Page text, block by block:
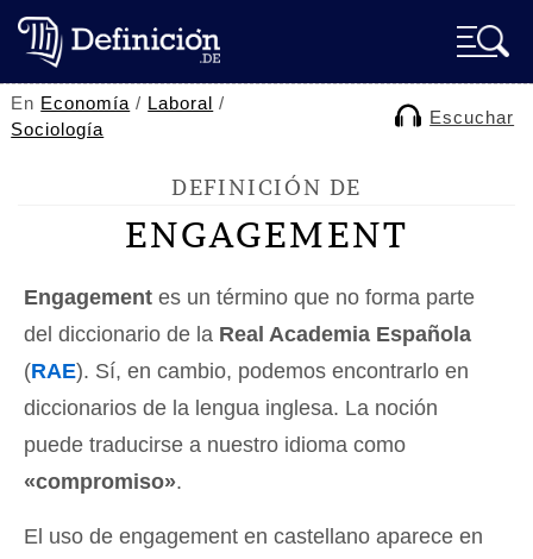
En Economía / Laboral /
Sociología
Escuchar
DEFINICIÓN DE
ENGAGEMENT
Engagement es un término que no forma parte
del diccionario de la Real Academia Española
(RAE). Sí, en cambio, podemos encontrarlo en
diccionarios de la lengua inglesa. La noción
puede traducirse a nuestro idioma como
«compromiso».
El uso de engagement en castellano aparece en